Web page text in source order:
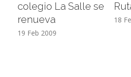
colegio La Salle se
renueva
19 Feb 2009
18